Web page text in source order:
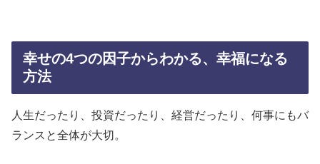
幸せの4つの因子からわかる、幸福になる
方法
人生だったり、投資だったり、経営だったり、何事にもバ
ランスと全体が大切。